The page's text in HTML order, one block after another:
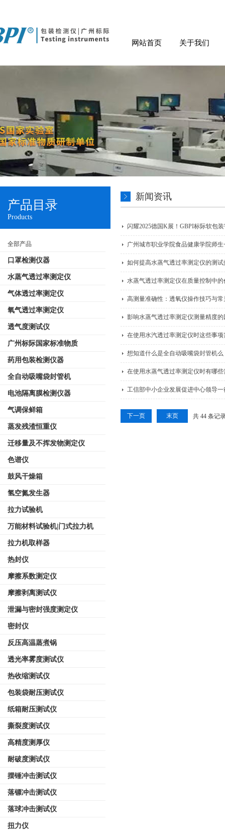
网站首页 关于我们
产品目录
Products
全部产品
口罩检测仪器
水蒸气透过率测定仪
气体透过率测定仪
氧气透过率测定仪
透气度测试仪
广州标际国家标准物质
药用包装检测仪器
全自动吸嘴袋封管机
电池隔离膜检测仪器
气调保鲜箱
蒸发残渣恒重仪
迁移量及不挥发物测定仪
色谱仪
鼓风干燥箱
氢空氮发生器
拉力试验机
万能材料试验机|门式拉力机
拉力机取样器
热封仪
摩擦系数测定仪
摩擦剥离测试仪
泄漏与密封强度测定仪
密封仪
反压高温蒸煮锅
透光率雾度测试仪
热收缩测试仪
包装袋耐压测试仪
纸箱耐压测试仪
撕裂度测试仪
高精度测厚仪
耐破度测试仪
摆锤冲击测试仪
落镖冲击测试仪
落球冲击测试仪
扭力仪
新闻资讯
闪耀2025德国K展！GBPI标际软包
广州城市职业学院食品健康学院师
如何提高水蒸气透过率测定仪的测试
水蒸气透过率测定仪在质量控制中的
高测量准确性：透氧仪操作技巧与常
影响水蒸气透过率测定仪测量精度
在使用水汽透过率测定仪时这些事
想知道什么是全自动吸嘴袋封管机
在使用水蒸气透过率测定仪时有哪
工信部中小企业发展促进中心领导
共 44 条记
下一页 末页